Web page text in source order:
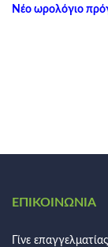
Νέο ωρολόγιο
ΕΠΙΚΟΙΝΩΝΊΑ
Γίνε